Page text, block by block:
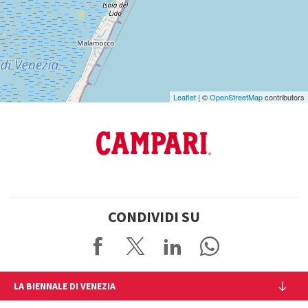
Leaflet | ©OpenStreetMapcontributors
CONDIVIDI SU
LA BIENNALE DI VENEZIA